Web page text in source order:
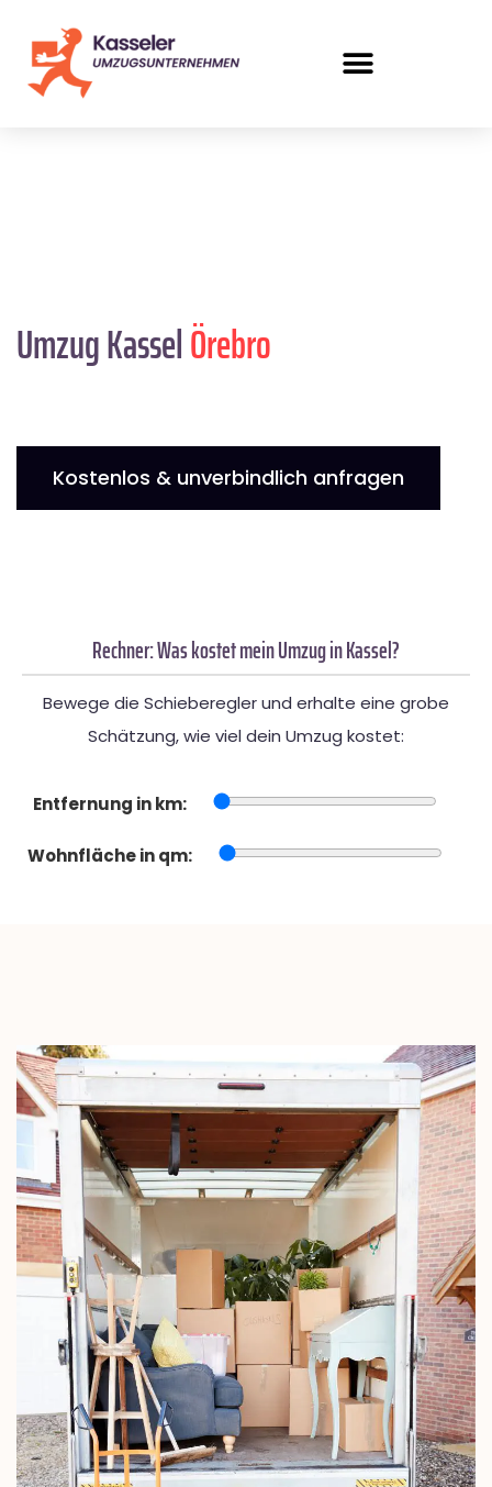
Umzug KasselÖrebro
Kostenlos & unverbindlich anfragen
Rechner: Was kostet mein Umzug in Kassel?
Bewege die Schieberegler und erhalte eine grobe
Schätzung, wie viel dein Umzug kostet:
Entfernung in km:
Wohnfläche in qm: